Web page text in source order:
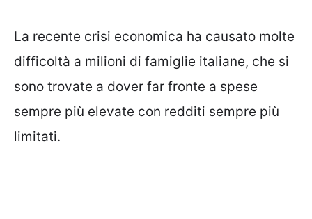
La recente crisi economica ha causato molte
difficoltà a milioni di famiglie italiane, che si
sono trovate a dover far fronte a spese
sempre più elevate con redditi sempre più
limitati.